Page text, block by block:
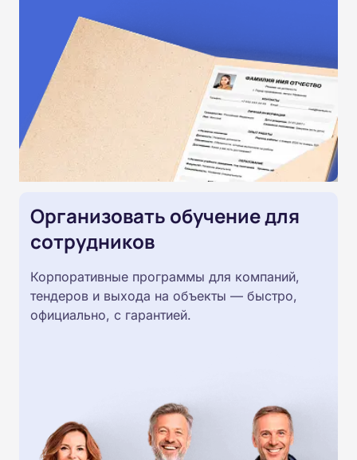
Организовать обучение для
сотрудников
Корпоративные программы для компаний,
тендеров и выхода на объекты — быстро,
официально, с гарантией.